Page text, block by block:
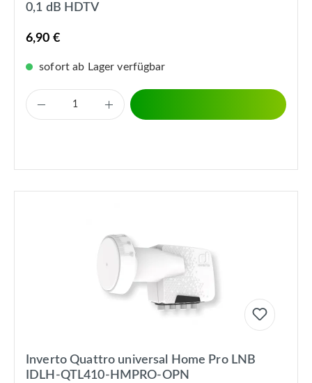
0,1 dB HDTV
6,90 €
sofort ab Lager verfügbar
Inverto Quattro universal Home Pro LNB
IDLH-QTL410-HMPRO-OPN